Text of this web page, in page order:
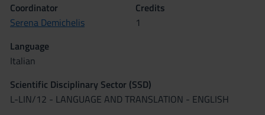
Coordinator
Serena Demichelis
Credits
1
Language
Italian
Scientific Disciplinary Sector (SSD)
L-LIN/12 - LANGUAGE AND TRANSLATION - ENGLISH